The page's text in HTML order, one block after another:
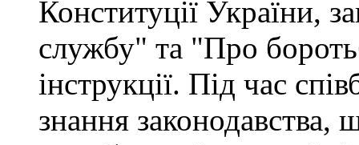
Конституції України,
службу" та "Про
інструкції. Під час
знання законодавства,